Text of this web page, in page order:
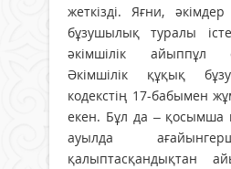
жеткізді. Яғни,
бұзушылық туралы
әкімшілік
Әкімшілік құқық
кодекстің 17-бабымен
екен. Бұл да – қосымша
ауылда
қалыптасқандықтан